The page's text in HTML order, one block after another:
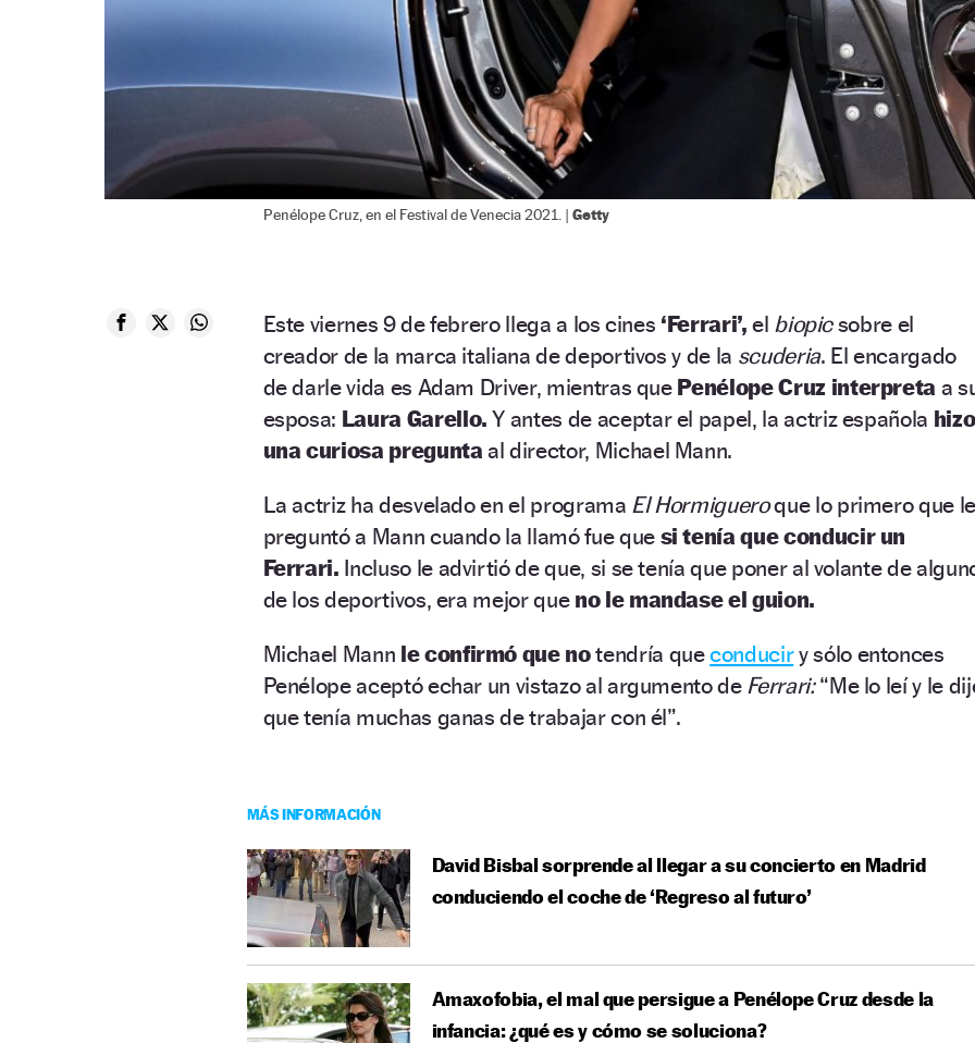
Penélope Cruz, en el Festival de Venecia 2021. | Getty
Este viernes 9 de febrero llega a los cines ‘Ferrari’, el biopicsobre el
creador de la marca italiana de deportivos y de la scuderia. El encargado
de darle vida es Adam Driver, mientras que Penélope Cruz interpreta a
esposa: Laura Garello.Y antes de aceptar el papel, la actriz española hizo
una curiosa pregunta al director, Michael Mann.
La actriz ha desvelado en el programa El Hormigueroque lo primero que le
preguntó a Mann cuando la llamó fue quesi tenía que conducir un
Ferrari. Incluso le advirtió de que, si se tenía que poner al volante de
de los deportivos, era mejor que no le mandase el guion.
Michael Mann le confirmó que notendría queconduciry sólo entonces
Penélope aceptó echar un vistazo al argumento de Ferrari:“Me lo leí y le
que tenía muchas ganas de trabajar con él”.
MÁS INFORMACIÓN
David Bisbal sorprende al llegar a su concierto en Madrid
conduciendo el coche de ‘Regreso al futuro’
Amaxofobia, el mal que persigue a Penélope Cruz desde la
infancia: ¿qué es y cómo se soluciona?